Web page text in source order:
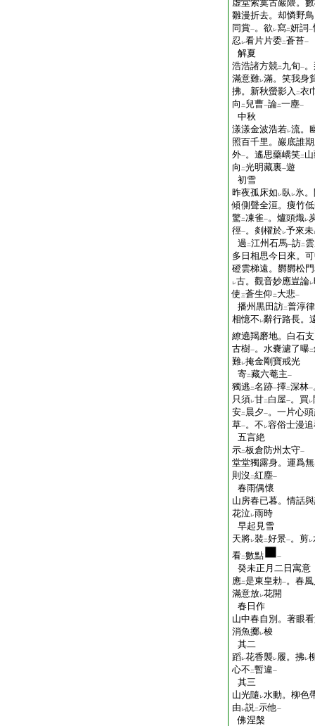
虚堂索寞古巖隈。
雛漫折去。却憐野
同賞一。欲 レ寫二妍詞 一
忍レ看片片委二蒼苔一
解夏
浩浩諸方競二 九旬一
滿意難レ滿。笑我身
拂。新秋螢影入 二衣
向 二 兒曹一論二一塵一
中秋
漾漾金波浩若レ流。
照百千里。巖底誰
外一。遙思藥嶠笑二
向 二光明藏裏一遊
初雪
昨夜孤床如 レ臥 レ氷
傾側聲全洹。痩竹
驚二凍雀一。爐頭熾レ
徑一。剡櫂於レ予來未
過 二江州石馬一訪二
多日相思今日來。
磴雲梯遠。欝欝松
レ古。觀音妙應豈論レ
使 三蒼生仰 二 大悲一
播州黒田訪二普淳
相憶不 レ辭行路長。
繚遶羯磨地。白石支
古樹一。水嚢濾了曝二
難レ掩金剛寶戒光
寄二藏六菴主一
獨逃 二名跡一擇二深林一
只須レ甘二 白屋一。買 レ
安二 晨夕一。一片心
草一。不 レ容俗士漫
五言絶
示二板倉防州太守一
堂堂獨露身。運爲無
則沒 二紅塵一
春雨偶懷
山房春已暮。情話
花泣 レ雨時
早起見雪
天將レ裝二好景一。剪レ
看二數點 一
癸未正月二日寓意
應二是東皇勅一。春
滿意放レ花開
春日作
山中春自別。著眼
消魚擲レ梭
其二
蹈レ花香襲レ履。拂レ
心不 二暫違一
其三
山光隨 レ水動。柳色
由 レ説二示他一
佛涅槃